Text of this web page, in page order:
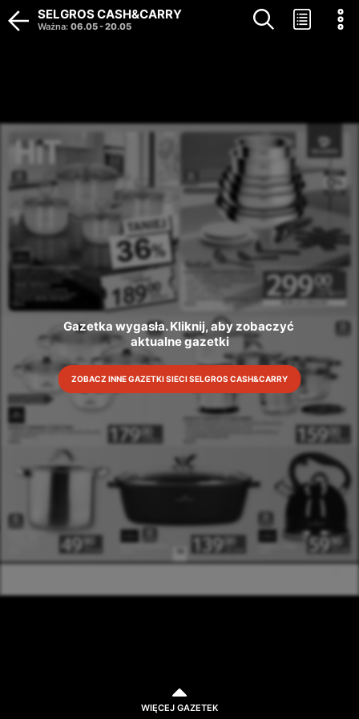
Gazetka wygasła. Kliknij, aby zobaczyć
aktualne gazetki
ZOBACZ INNE GAZETKI SIECI SELGROS CASH&CARRY
SELGROS CASH&CARRY
Ważna: 06.05-20.05
WIĘCEJ GAZETEK